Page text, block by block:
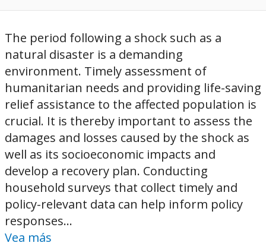
The period following a shock such as a
natural disaster is a demanding
environment. Timely assessment of
humanitarian needs and providing life-saving
relief assistance to the affected population is
crucial. It is thereby important to assess the
damages and losses caused by the shock as
well as its socioeconomic impacts and
develop a recovery plan. Conducting
household surveys that collect timely and
policy-relevant data can help inform policy
responses...
Vea más